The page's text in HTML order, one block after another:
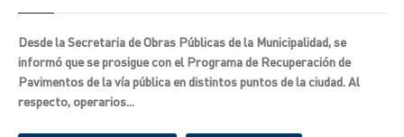
Desde la Secretaria de Obras Públicas de la Municipalidad, se
informó que se prosigue con el Programa de Recuperación de
Pavimentos de la vía pública en distintos puntos de la ciudad. Al
respecto, operarios...